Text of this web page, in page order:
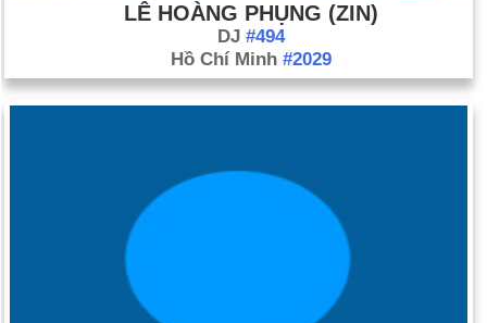
LÊ HOÀNG PHỤNG (ZIN)
DJ #494
Hồ Chí Minh #2029